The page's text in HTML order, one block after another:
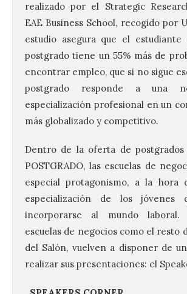
realizado por el Strategic
EAE Business School, recogido por
estudio asegura que el estudiante
postgrado tiene un 55% más de
encontrar empleo, que si no sigue
postgrado responde a una
especialización profesional en un
más globalizado y competitivo.
Dentro de la oferta de postgrados
POSTGRADO, las escuelas de
especial protagonismo, a la hora
especialización de los jóvenes
incorporarse al mundo laboral.
escuelas de negocios como el resto
del Salón, vuelven a disponer de
realizar sus presentaciones: el